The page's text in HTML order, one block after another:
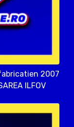
2007
ILFOV